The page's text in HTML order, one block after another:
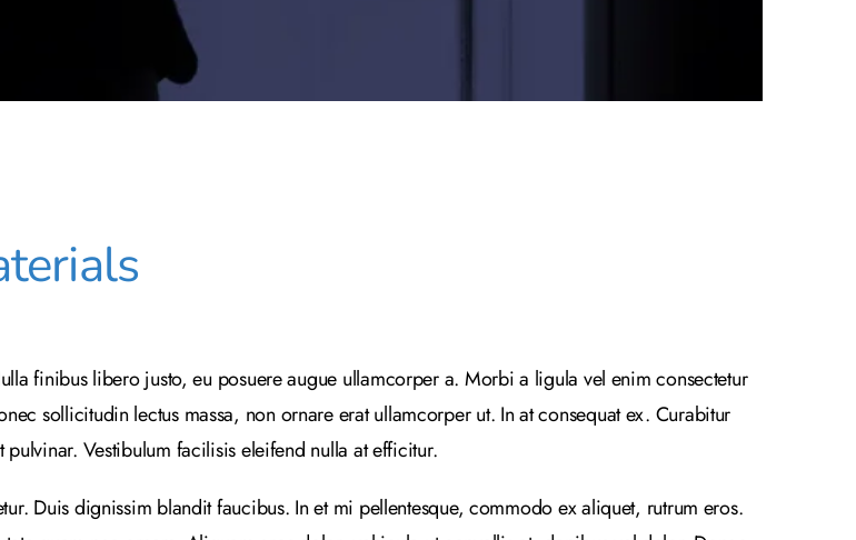
finibus libero justo, eu posuere augue ullamcorper a. Morbi a ligula vel enim consectetur
sollicitudin lectus massa, non ornare erat ullamcorper ut. In at consequat ex. Curabitur
Vestibulum facilisis eleifend nulla at efficitur.
Duis dignissim blandit faucibus. In et mi pellentesque, commodo ex aliquet, rutrum eros.